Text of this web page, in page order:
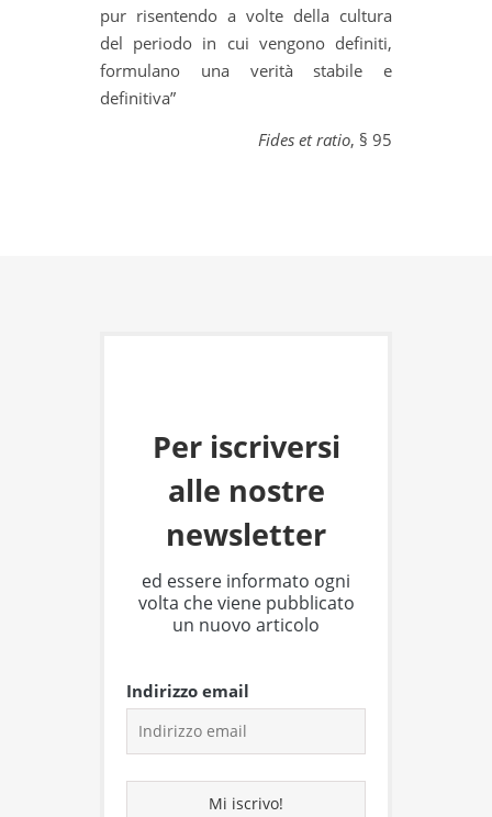
pur risentendo a volte della cultura
del periodo in cui vengono definiti,
formulano una verità stabile e
definitiva”
Fides et ratio, § 95
Per iscriversi
alle nostre
newsletter
ed essere informato ogni
volta che viene pubblicato
un nuovo articolo
Indirizzo email